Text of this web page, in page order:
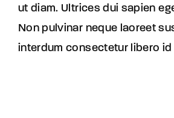
ut diam. Ultrices dui sapien
Non pulvinar neque laoreet
interdum consectetur libero